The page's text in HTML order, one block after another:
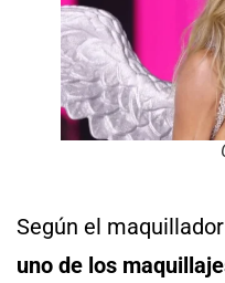
Según el
uno de los